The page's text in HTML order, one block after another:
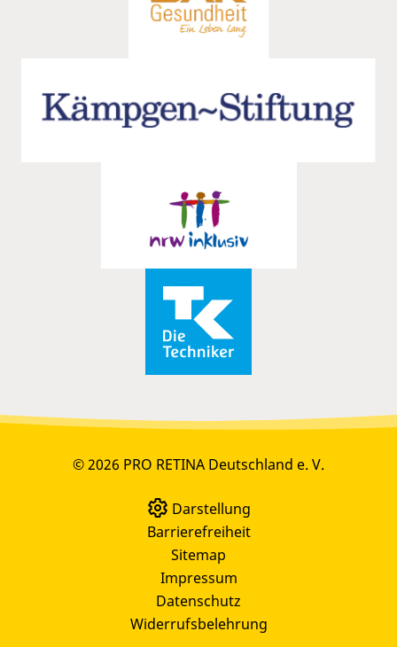
© 2026 PRO RETINA Deutschland e. V.
Darstellung
Barrierefreiheit
Sitemap
Impressum
Datenschutz
Widerrufsbelehrung